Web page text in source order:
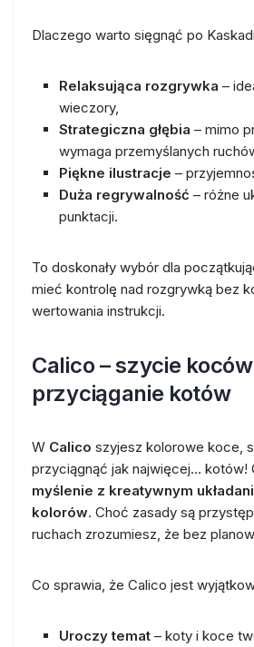
Dlaczego warto sięgnąć po
Relaksująca rozgrywka –
wieczory,
Strategiczna głębia – mimo
wymaga przemyślanych
Piękne ilustracje –
Duża regrywalność – różne
punktacji.
To doskonały wybór dla
mieć kontrolę nad rozgrywką bez
wertowania instrukcji.
Calico – szycie
przyciąganie kotów
W Calico szyjesz kolorowe koce,
przyciągnąć jak najwięcej… kotów!
myślenie z kreatywnym
kolorów. Choć zasady są
ruchach zrozumiesz, że bez
Co sprawia, że Calico jest
Uroczy temat – koty i koce